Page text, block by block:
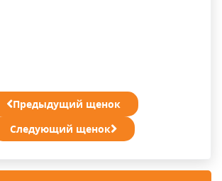
Предыдущий щенок
Следующий щенок